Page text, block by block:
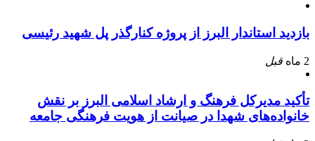
بازدید استاندار البرز از پروژه کنارگذر پل شهید رئیسی
2 ماه قبل
تأکید مدیرکل فرهنگ و ارشاد اسلامی البرز بر نقش
خانواده‌های شهدا در صیانت از هویت فرهنگی جامعه